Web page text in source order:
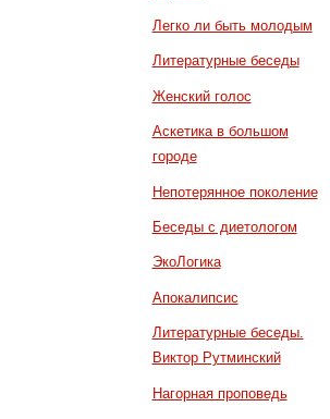
Легко ли быть молодым
Литературные беседы
Женский голос
Аскетика в большом
городе
Непотерянное поколение
Беседы с диетологом
ЭкоЛогика
Апокалипсис
Литературные беседы.
Виктор Рутминский
Нагорная проповедь